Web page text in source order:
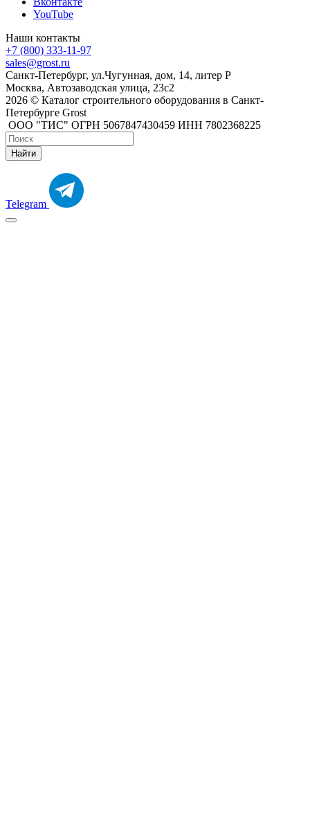
YouTube
Наши контакты
+7 (800) 333-11-97
sales@grost.ru
Санкт-Петербург, ул.Чугунная, дом, 14, литер Р
Москва, Автозаводская улица, 23с2
2026 © Каталог строительного оборудования в Санкт-
Петербурге Grost
ООО "ТИС" ОГРН 5067847430459 ИНН 7802368225
Найти
Telegram